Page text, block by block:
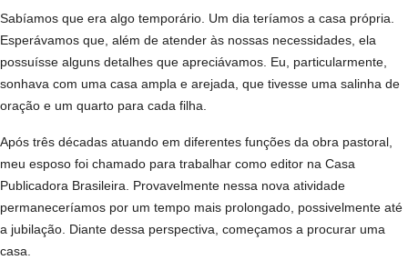
Sabíamos que era algo temporário. Um dia teríamos a casa própria.
Esperávamos que, além de atender às nossas necessidades, ela
possuísse alguns detalhes que apreciávamos. Eu, particularmente,
sonhava com uma casa ampla e arejada, que tivesse uma salinha de
oração e um quarto para cada filha.
Após três décadas atuando em diferentes funções da obra pastoral,
meu esposo foi chamado para trabalhar como editor na Casa
Publicadora Brasileira. Provavelmente nessa nova atividade
permaneceríamos por um tempo mais prolongado, possivelmente até
a jubilação. Diante dessa perspectiva, começamos a procurar uma
casa.